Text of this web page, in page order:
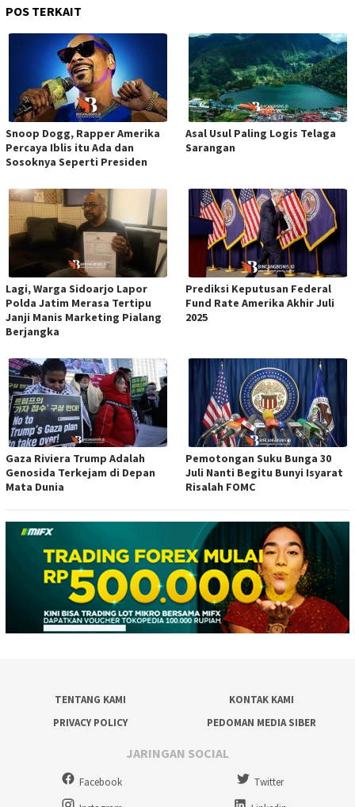
POS TERKAIT
Snoop Dogg, Rapper Amerika
Percaya Iblis itu Ada dan
Sosoknya Seperti Presiden
Asal Usul Paling Logis Telaga
Sarangan
Lagi, Warga Sidoarjo Lapor
Polda Jatim Merasa Tertipu
Janji Manis Marketing Pialang
Berjangka
Prediksi Keputusan Federal
Fund Rate Amerika Akhir Juli
2025
Gaza Riviera Trump Adalah
Genosida Terkejam di Depan
Mata Dunia
Pemotongan Suku Bunga 30
Juli Nanti Begitu Bunyi Isyarat
Risalah FOMC
TENTANG KAMI
KONTAK KAMI
PRIVACY POLICY
PEDOMAN MEDIA SIBER
JARINGAN SOCIAL
Facebook
Twitter